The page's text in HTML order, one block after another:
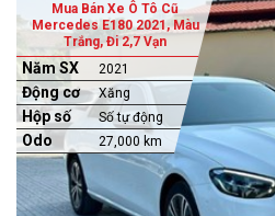
Mua Bán Xe Ô Tô Cũ
Mercedes E180 2021, Màu
Trắng, Đi 2,7 Vạn
Năm SX 2021
Động cơ Xăng
Hộp số Số tự động
Odo 27,000 km